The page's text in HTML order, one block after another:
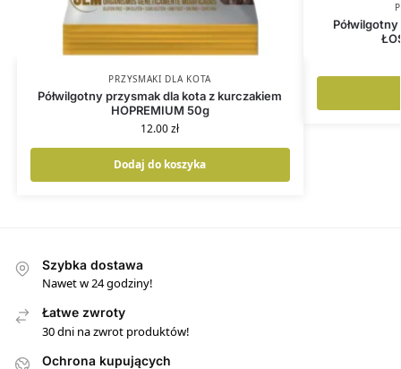
PRZYSMAKI DLA KOTA
Półwilgotny przysmak dla kota z kurczakiem
HOPREMIUM 50g
12.00zł
Dodaj do koszyka
Szybka dostawa
Nawet w 24 godziny!
Łatwe zwroty
30 dni na zwrot produktów!
Ochrona kupujących